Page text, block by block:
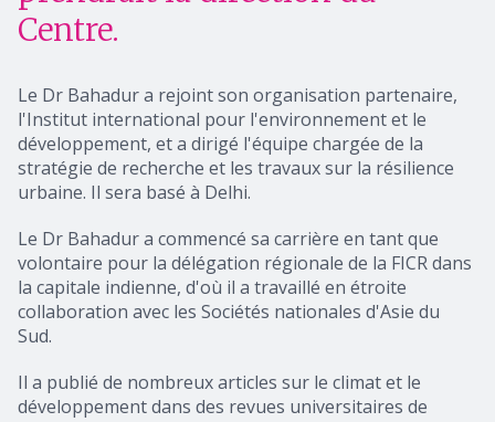
Centre.
Le Dr Bahadur a rejoint son organisation partenaire,
l'Institut international pour l'environnement et le
développement, et a dirigé l'équipe chargée de la
stratégie de recherche et les travaux sur la résilience
urbaine. Il sera basé à Delhi.
Le Dr Bahadur a commencé sa carrière en tant que
volontaire pour la délégation régionale de la FICR dans
la capitale indienne, d'où il a travaillé en étroite
collaboration avec les Sociétés nationales d'Asie du
Sud.
Il a publié de nombreux articles sur le climat et le
développement dans des revues universitaires de